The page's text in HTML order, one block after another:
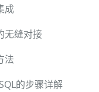
成
无缝对接
法
的步骤详解